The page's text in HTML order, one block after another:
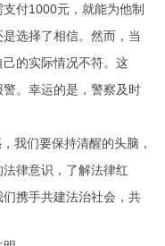
付1000元，就能为他制
选择了相信。然而，当
的实际情况不符。这
。幸运的是，警察及时
我们要保持清醒的头脑，
律意识，了解法律红
携手共建法治社会，共